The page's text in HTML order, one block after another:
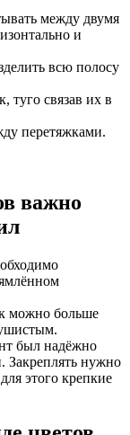
между двумя
и
всю полосу
туго связав их в
перетяжками.
важно
можно больше
был надёжно
Закреплять нужно
этого крепкие